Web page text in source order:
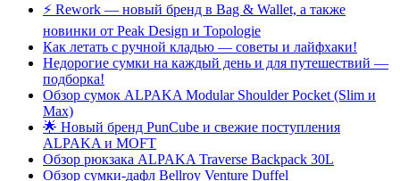
⚡️ Rework — новый бренд в Bag & Wallet, а также
новинки от Peak Design и Topologie
Как летать с ручной кладью — советы и лайфхаки!
Недорогие сумки на каждый день и для путешествий —
подборка!
Обзор сумок ALPAKA Modular Shoulder Pocket (Slim и
Max)
🌟 Новый бренд PunCube и свежие поступления
ALPAKA и MOFT
Обзор рюкзака ALPAKA Traverse Backpack 30L
Обзор сумки-дафл Bellroy Venture Duffel